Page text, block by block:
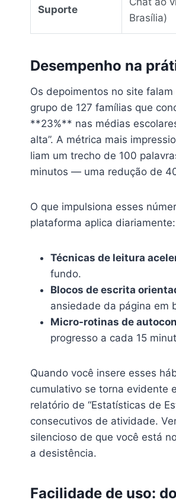
Suporte
Brasília)
Desempenho na
Os depoimentos no site falam
grupo de 127 famílias que
**23%** nas médias
alta”. A métrica mais
liam um trecho de 100
minutos — uma redução de
O que impulsiona esses
plataforma aplica diariamente:
Técnicas de leitura
fundo.
Blocos de escrita
ansiedade da página em
Micro-rotinas de
progresso a cada 15
Quando você insere esses
cumulativo se torna evidente
relatório de “Estatísticas de
consecutivos de atividade.
silencioso de que você está
a desistência.
Facilidade de uso: